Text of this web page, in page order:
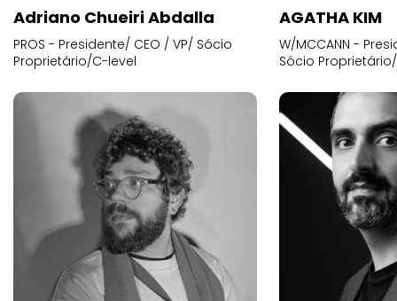
Adriano Chueiri Abdalla
PROS - Presidente/ CEO / VP/ Sócio
Proprietário/C-level
AGATHA KIM
W/MCCANN -
Sócio